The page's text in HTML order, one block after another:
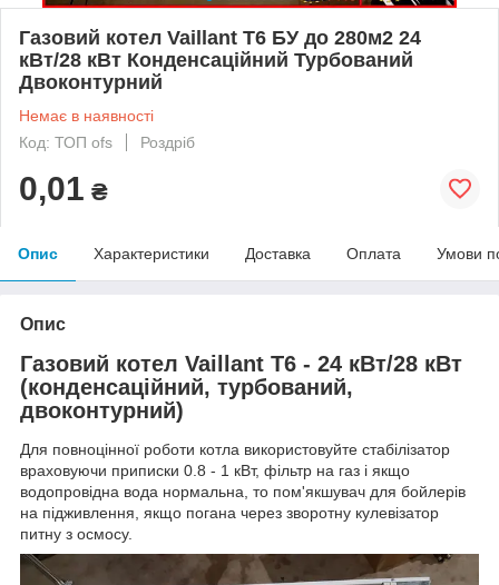
Газовий котел Vaillant T6 БУ до 280м2 24
кВт/28 кВт Конденсаційний Турбований
Двоконтурний
Немає в наявності
Код: ТОП ofs
Роздріб
0,01 ₴
Опис Характеристики Доставка Оплата Умови
Опис
Газовий котел Vaillant T6 - 24 кВт/28 кВт
(конденсаційний, турбований,
двоконтурний)
Для повноцінної роботи котла використовуйте стабілізатор
враховуючи приписки 0.8 - 1 кВт, фільтр на газ і якщо
водопровідна вода нормальна, то пом'якшувач для бойлерів
на підживлення, якщо погана через зворотну кулевізатор
питну з осмосу.